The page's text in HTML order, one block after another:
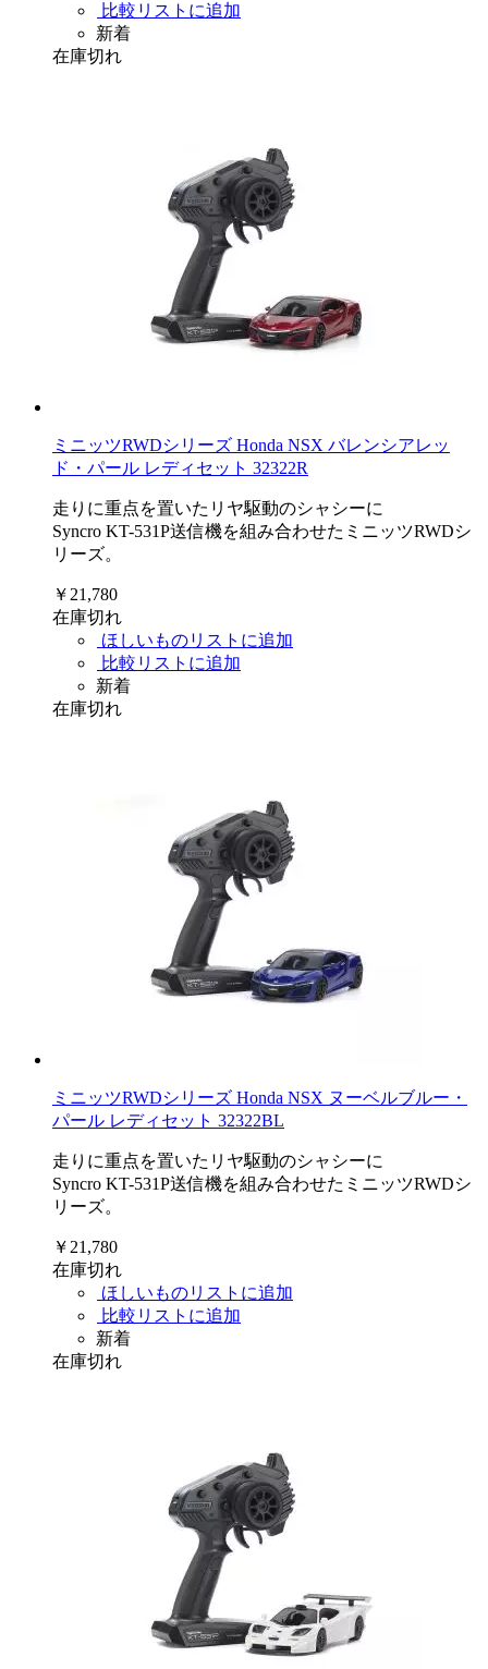
比較リストに追加
新着
在庫切れ
ミニッツRWDシリーズ Honda NSX バレンシアレッ
ド・パール レディセット 32322R
走りに重点を置いたリヤ駆動のシャシーに
Syncro KT-531P送信機を組み合わせたミニッツRWDシ
リーズ。
￥21,780
在庫切れ
ほしいものリストに追加
比較リストに追加
新着
在庫切れ
ミニッツRWDシリーズ Honda NSX ヌーベルブルー・
パール レディセット 32322BL
走りに重点を置いたリヤ駆動のシャシーに
Syncro KT-531P送信機を組み合わせたミニッツRWDシ
リーズ。
￥21,780
在庫切れ
ほしいものリストに追加
比較リストに追加
新着
在庫切れ